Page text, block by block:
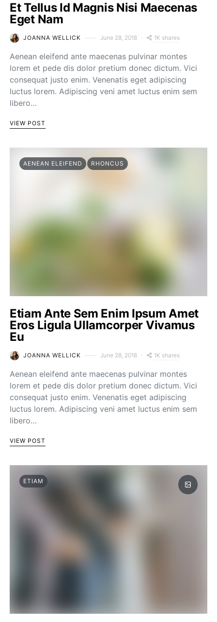
Et Tellus Id Magnis Nisi Maecenas
Eget Nam
JOANNA WELLICK June 28, 2018 1K shares
Aenean eleifend ante maecenas pulvinar montes
lorem et pede dis dolor pretium donec dictum. Vici
consequat justo enim. Venenatis eget adipiscing
luctus lorem. Adipiscing veni amet luctus enim sem
libero…
VIEW POST
AENEAN ELEIFEND RHONCUS
Etiam Ante Sem Enim Ipsum Amet
Eros Ligula Ullamcorper Vivamus
Eu
JOANNA WELLICK June 28, 2018 1K shares
Aenean eleifend ante maecenas pulvinar montes
lorem et pede dis dolor pretium donec dictum. Vici
consequat justo enim. Venenatis eget adipiscing
luctus lorem. Adipiscing veni amet luctus enim sem
libero…
VIEW POST
ETIAM